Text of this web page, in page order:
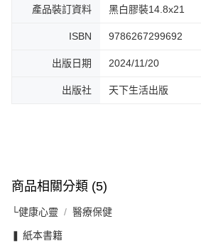
產品裝訂資料 黑白膠裝14.8x21
ISBN 9786267299692
出版日期 2024/11/20
出版社 天下生活出版
商品相關分類 (5)
└健康心靈 醫療保健
❚ 紙本書籍